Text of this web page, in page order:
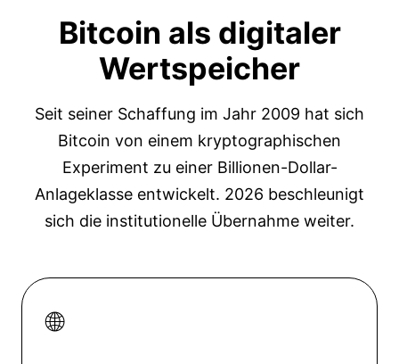
Bitcoin als digitaler
Wertspeicher
Seit seiner Schaffung im Jahr 2009 hat sich
Bitcoin von einem kryptographischen
Experiment zu einer Billionen-Dollar-
Anlageklasse entwickelt. 2026 beschleunigt
sich die institutionelle Übernahme weiter.
🌐